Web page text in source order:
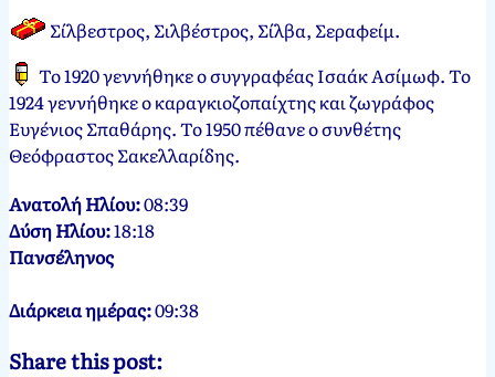
Σίλβεστρος, Σιλβέστρος, Σίλβα, Σεραφείμ.
Το 1920 γεννήθηκε ο συγγραφέας Ισαάκ Ασίμωφ. Το
1924 γεννήθηκε ο καραγκιοζοπαίχτης και ζωγράφος
Ευγένιος Σπαθάρης. Το 1950 πέθανε ο συνθέτης
Θεόφραστος Σακελλαρίδης.
Ανατολή Ηλίου:08:39
Δύση Ηλίου:18:18
Πανσέληνος
Διάρκεια ημέρας:09:38
Share this post: